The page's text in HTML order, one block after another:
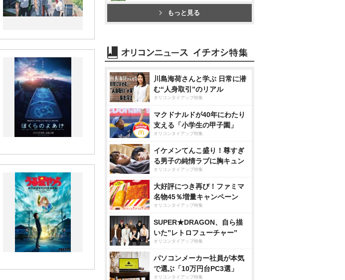
もっと見る
川島海荷さんと学ぶ 日常に潜
む“人身取引”のリアル
オリコンタイアップ特集
マクドナルドが40年にわたり
支える「小学生の甲子園」
オリコンタイアップ特集
イケメンてんこ盛り！尊すぎ
る男子の純情ラブに胸キュン
オリコンタイアップ特集
大好評につき再び！ファミマ
名物45％増量キャンペーン
オリコンタイアップ特集
SUPER★DRAGON、自ら描
いた”レトロフューチャー”
オリコンタイアップ特集
パソコンメーカー社員が本気
で選ぶ「10万円台PC3選」
オリコンタイアップ特集